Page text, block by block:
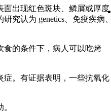
面出现红色斑块、鳞屑或厚度
究认为 genetics、免疫疾病、
食的条件下，病人可以吃烤
症。有证据表明，一些抗氧化